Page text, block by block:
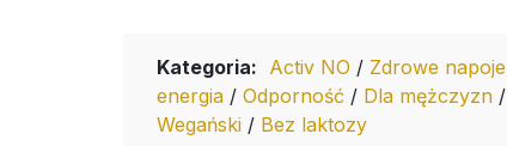
Kategoria: Activ NO / Zdrowe napoje
energia / Odporność / Dla mężczyzn /
Wegański / Bez laktozy